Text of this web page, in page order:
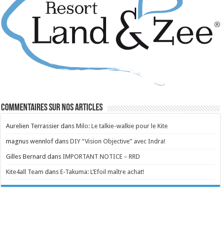
Commentaires sur nos articles
Aurelien Terrassier dansMilo: Le talkie-walkie pour le Kite
magnus wennlof dansDIY “Vision Objective” avec Indra!
Gilles Bernard dansIMPORTANT NOTICE – RRD
Kite4all Team dansE-Takuma: L’Efoil maître achat!